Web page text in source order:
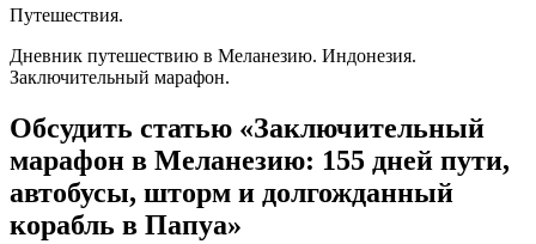
Путешествия.
Дневник путешествию в Меланезию. Индонезия.
Заключительный марафон.
Обсудить статью «Заключительный
марафон в Меланезию: 155 дней пути,
автобусы, шторм и долгожданный
корабль в Папуа»